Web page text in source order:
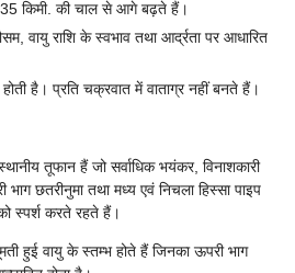
किमी. की चाल से आगे बढ़ते हैं।
वायु राशि के स्वभाव तथा आर्द्रता पर आधारित
होती है। प्रति चक्रवात में वाताग्र नहीं बनते हैं।
तूफान हैं जो सर्वाधिक भयंकर, विनाशकारी
छतरीनुमा तथा मध्य एवं निचला हिस्सा पाइप
स्पर्श करते रहते हैं।
हुई वायु के स्तम्भ होते हैं जिनका ऊपरी भाग